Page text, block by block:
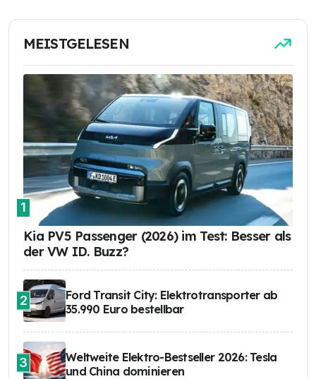
MEISTGELESEN
1
Kia PV5 Passenger (2026) im Test: Besser als
der VW ID. Buzz?
2
Ford Transit City: Elektrotransporter ab
35.990 Euro bestellbar
3
Weltweite Elektro-Bestseller 2026: Tesla
und China dominieren